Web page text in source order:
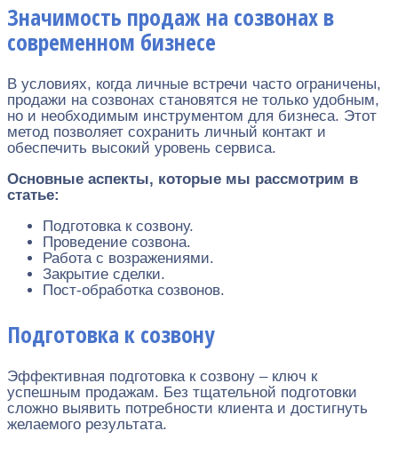
Значимость продаж на созвонах в
современном бизнесе
В условиях, когда личные встречи часто ограничены,
продажи на созвонах становятся не только удобным,
но и необходимым инструментом для бизнеса. Этот
метод позволяет сохранить личный контакт и
обеспечить высокий уровень сервиса.
Основные аспекты, которые мы рассмотрим в
статье:
Подготовка к созвону.
Проведение созвона.
Работа с возражениями.
Закрытие сделки.
Пост-обработка созвонов.
Подготовка к созвону
Эффективная подготовка к созвону – ключ к
успешным продажам. Без тщательной подготовки
сложно выявить потребности клиента и достигнуть
желаемого результата.